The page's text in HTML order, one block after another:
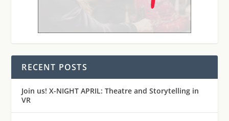
RECENT POSTS
Join us! X-NIGHT APRIL: Theatre and Storytelling in
VR